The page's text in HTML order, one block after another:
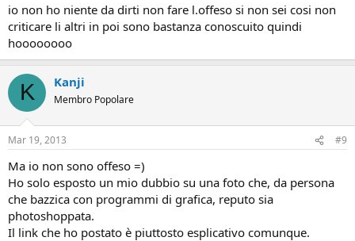
io non ho niente da dirti non fare l.offeso si non sei cosi non
criticare li altri in poi sono bastanza conoscuito quindi
hoooooooo
K Kanji
Membro Popolare
Mar 19, 2013 #9
Ma io non sono offeso =)
Ho solo esposto un mio dubbio su una foto che, da persona
che bazzica con programmi di grafica, reputo sia
photoshoppata.
Il link che ho postato è piuttosto esplicativo comunque.